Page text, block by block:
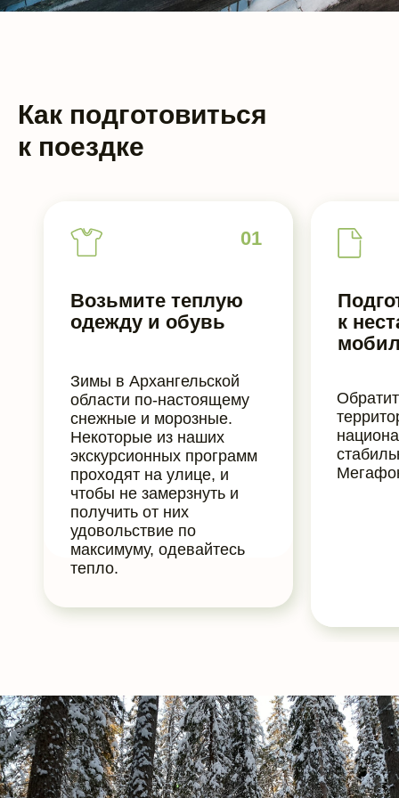
Как подготовиться
к поездке
01
Возьмите теплую
одежду и обувь
Зимы в Архангельской
области по-настоящему
снежные и морозные.
Некоторые из наших
экскурсионных программ
проходят на улице, и
чтобы не замерзнуть и
получить от них
удовольствие по
максимуму, одевайтесь
тепло.
к